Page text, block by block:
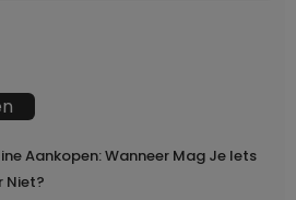
Aankopen: Wanneer Mag Je Iets
Niet?